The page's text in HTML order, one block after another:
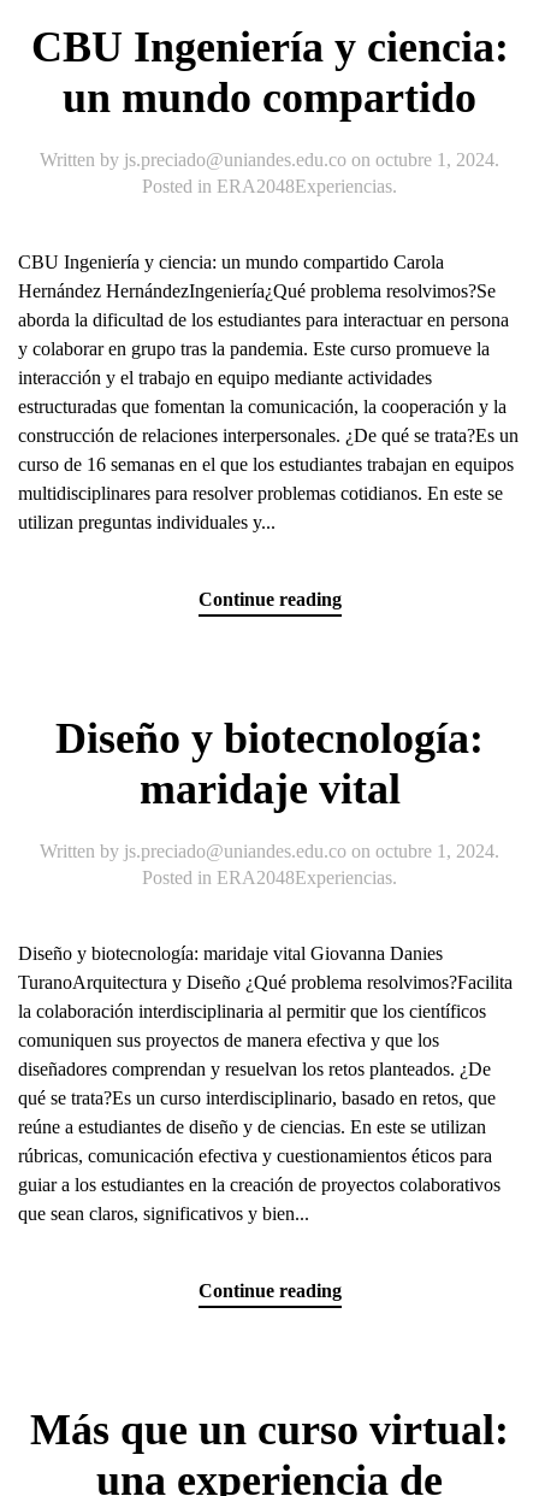
CBU Ingeniería y ciencia:
un mundo compartido
Written by js.preciado@uniandes.edu.co on octubre 1, 2024.
Posted in ERA2048Experiencias.
CBU Ingeniería y ciencia: un mundo compartido Carola
Hernández HernándezIngeniería¿Qué problema resolvimos?Se
aborda la dificultad de los estudiantes para interactuar en persona
y colaborar en grupo tras la pandemia. Este curso promueve la
interacción y el trabajo en equipo mediante actividades
estructuradas que fomentan la comunicación, la cooperación y la
construcción de relaciones interpersonales. ¿De qué se trata?Es un
curso de 16 semanas en el que los estudiantes trabajan en equipos
multidisciplinares para resolver problemas cotidianos. En este se
utilizan preguntas individuales y...
Continue reading
Diseño y biotecnología:
maridaje vital
Written by js.preciado@uniandes.edu.co on octubre 1, 2024.
Posted in ERA2048Experiencias.
Diseño y biotecnología: maridaje vital Giovanna Danies
TuranoArquitectura y Diseño ¿Qué problema resolvimos?Facilita
la colaboración interdisciplinaria al permitir que los científicos
comuniquen sus proyectos de manera efectiva y que los
diseñadores comprendan y resuelvan los retos planteados. ¿De
qué se trata?Es un curso interdisciplinario, basado en retos, que
reúne a estudiantes de diseño y de ciencias. En este se utilizan
rúbricas, comunicación efectiva y cuestionamientos éticos para
guiar a los estudiantes en la creación de proyectos colaborativos
que sean claros, significativos y bien...
Continue reading
Más que un curso virtual:
una experiencia de